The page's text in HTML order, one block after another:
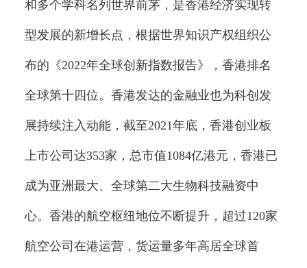
和多个学科名列世界前茅，是香港经济实现转
型发展的新增长点，根据世界知识产权组织公
布的《2022年全球创新指数报告》，香港排名
全球第十四位。香港发达的金融业也为科创发
展持续注入动能，截至2021年底，香港创业板
上市公司达353家，总市值1084亿港元，香港已
成为亚洲最大、全球第二大生物科技融资中
心。香港的航空枢纽地位不断提升，超过120家
航空公司在港运营，货运量多年高居全球首